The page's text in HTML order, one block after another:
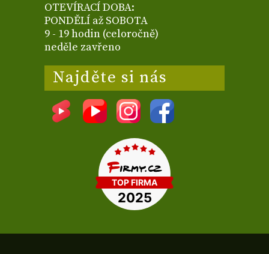
OTEVÍRACÍ DOBA:
PONDĚLÍ až SOBOTA
9 - 19 hodin (celoročně)
neděle zavřeno
Najděte si nás